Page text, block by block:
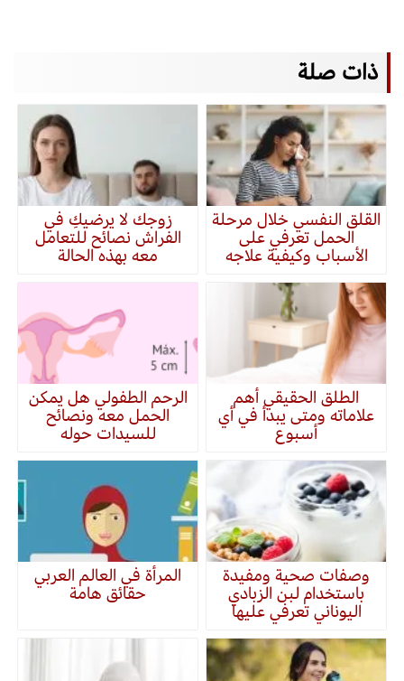
ذات صلة
القلق النفسي خلال مرحلة
الحمل تعرفي على
الأسباب وكيفية علاجه
زوجك لا يرضيكِ في
الفراش نصائح للتعامل
معه بهذه الحالة
الطلق الحقيقي أهم
علاماته ومتى يبدأ في أي
أسبوع
الرحم الطفولي هل يمكن
الحمل معه ونصائح
للسيدات حوله
وصفات صحية ومفيدة
باستخدام لبن الزبادي
اليوناني تعرفي عليها
المرأة في العالم العربي
حقائق هامة